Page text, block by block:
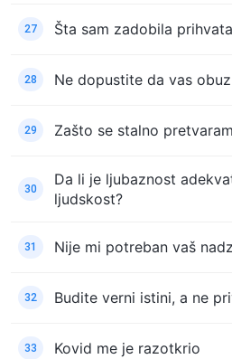
27 Šta sam zadobila
28 Ne dopustite da vas
29 Zašto se stalno
30
Da li je ljubaznost
ljudskost?
31 Nije mi potreban vaš
32 Budite verni istini, a ne
33 Kovid me je razotkrio